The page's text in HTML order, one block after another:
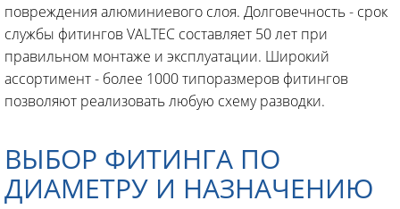
повреждения алюминиевого слоя. Долговечность - срок
службы фитингов VALTEC составляет 50 лет при
правильном монтаже и эксплуатации. Широкий
ассортимент - более 1000 типоразмеров фитингов
позволяют реализовать любую схему разводки.
ВЫБОР ФИТИНГА ПО
ДИАМЕТРУ И НАЗНАЧЕНИЮ